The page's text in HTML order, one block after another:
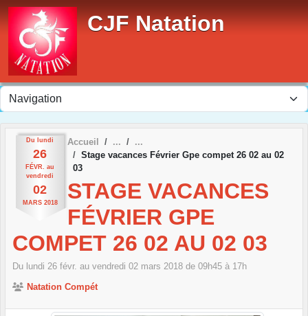
CJF Natation
Du lundi
26
FÉVR. au
vendredi
02
MARS 2018
Accueil
Stage vacances Février Gpe compet 26 02 au 02
03
STAGE VACANCES
FÉVRIER GPE
COMPET 26 02 AU 02 03
Du lundi 26 févr. au vendredi 02 mars 2018 de 09h45 à 17h
Natation Compét
Panneau de gestion des cookies